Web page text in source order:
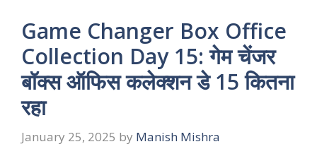
Game Changer Box Office
Collection Day 15: गेम चेंजर
बॉक्स ऑफिस कलेक्शन डे 15 कितना
रहा
January 25, 2025 by Manish Mishra